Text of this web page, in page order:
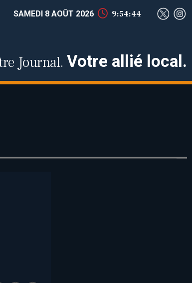
SAMEDI 8 AOÛT 2026 9:54:45
Journal. Votre allié local.